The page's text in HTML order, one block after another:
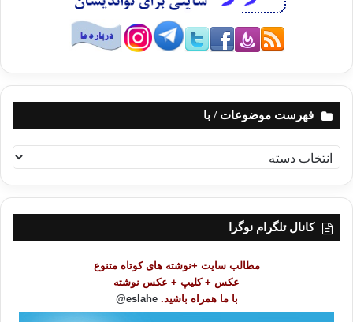
فهرست موضوعات / با
ه
ر
کانال تلگرام نوگرا
مطالب سایت +نوشته های کوتاه متنوع
عکس + کلیپ + عکس نوشته
با ما همراه باشید. eslahe@